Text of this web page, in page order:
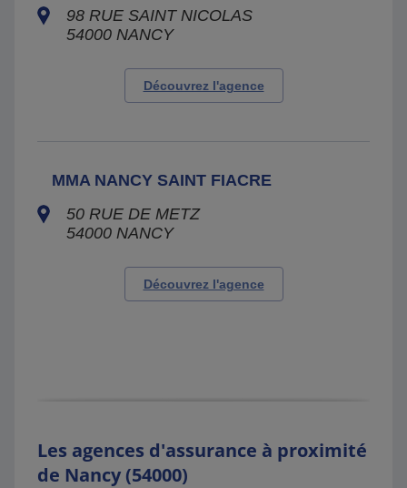
98 RUE SAINT NICOLAS
54000 NANCY
Découvrez l'agence
MMA NANCY SAINT FIACRE
50 RUE DE METZ
54000 NANCY
Découvrez l'agence
Les agences d'assurance à proximité
de Nancy (54000)